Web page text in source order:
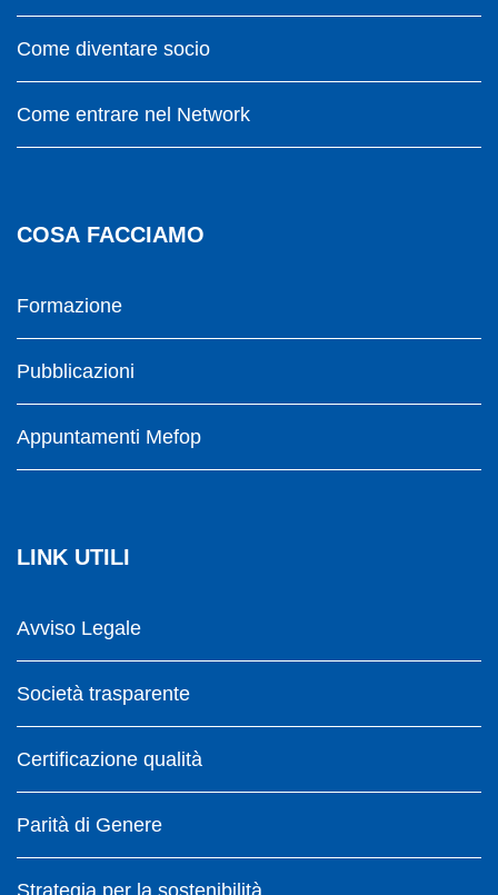
Come diventare socio
Come entrare nel Network
COSA FACCIAMO
Formazione
Pubblicazioni
Appuntamenti Mefop
LINK UTILI
Avviso Legale
Società trasparente
Certificazione qualità
Parità di Genere
Strategia per la sostenibilità